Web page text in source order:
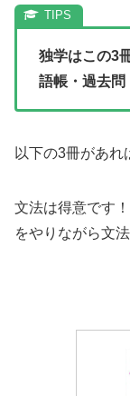
独学はこの3
語帳・過去問
以下の3冊があれ
文法は得意です
をやりながら文